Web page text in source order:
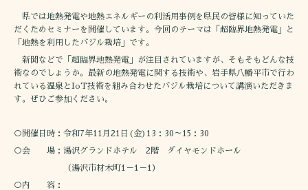
県では地熱発電や地熱エネルギーの利活用事例を県民の皆様に知っていた
だくためセミナーを開催しています。今回のテーマは「超臨界地熱発電」と
「地熱を利用したバジル栽培」です。
新聞などで「超臨界地熱発電」が注目されていますが、そもそもどんな技
術なのでしょうか。最新の地熱発電に関する技術や、岩手県八幡平市で行わ
れている温泉とIoT技術を組み合わせたバジル栽培について講演いただきま
す。ぜひご参加ください。
○開催日時：令和7年11月21日(金)13：30～15：30
○会 場：湯沢グランドホテル 2階 ダイヤモンドホール
（湯沢市材木町1－1－1）
○内 容：